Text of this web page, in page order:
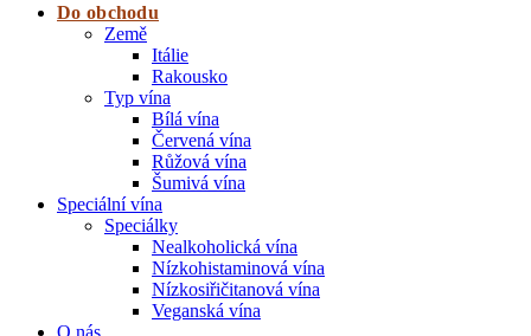
Do obchodu
Země
Itálie
Rakousko
Typ vína
Bílá vína
Červená vína
Růžová vína
Šumivá vína
Speciální vína
Speciálky
Nealkoholická vína
Nízkohistaminová vína
Nízkosiřičitanová vína
Veganská vína
O nás